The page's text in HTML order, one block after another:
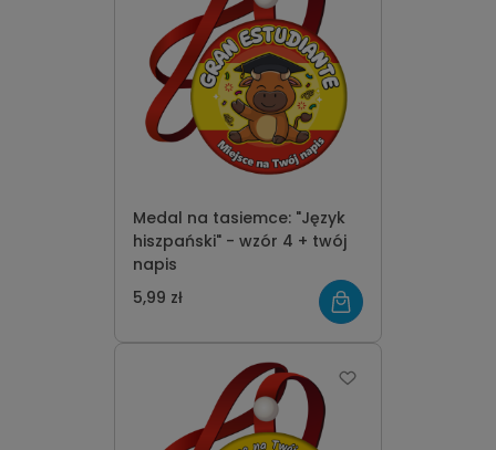
Medal na tasiemce: "Język
hiszpański" - wzór 4 + twój
napis
5,99 zł